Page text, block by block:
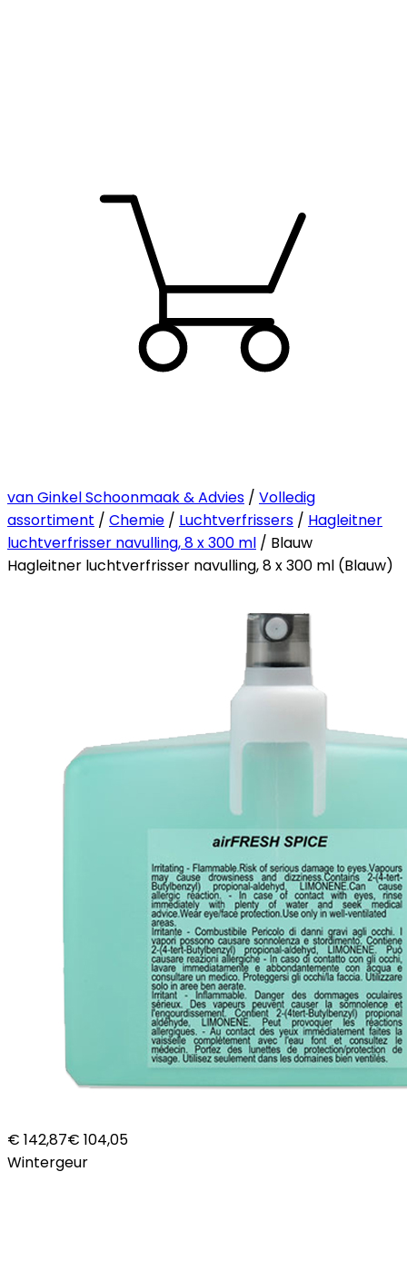
van Ginkel Schoonmaak & Advies / Volledig
assortiment / Chemie / Luchtverfrissers / Hagleitner
luchtverfrisser navulling, 8 x 300 ml / Blauw
Hagleitner luchtverfrisser navulling, 8 x 300 ml (Blauw)
€ 142,87€ 104,05
Wintergeur